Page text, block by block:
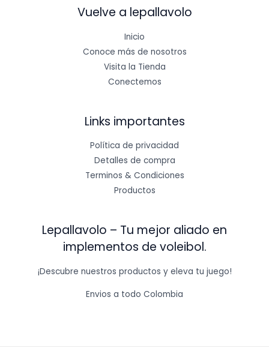
Vuelve a lepallavolo
Inicio
Conoce más de nosotros
Visita la Tienda
Conectemos
Links importantes
Política de privacidad
Detalles de compra
Terminos & Condiciones
Productos
Lepallavolo – Tu mejor aliado en
implementos de voleibol.
¡Descubre nuestros productos y eleva tu juego!
Envios a todo Colombia